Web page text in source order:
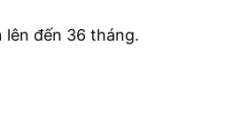
lên đến 36 tháng.